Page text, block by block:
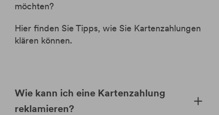
möchten?
Hier finden Sie Tipps, wie Sie Kartenzahlungen
klären können.
Wie kann ich eine Kartenzahlung
reklamieren?